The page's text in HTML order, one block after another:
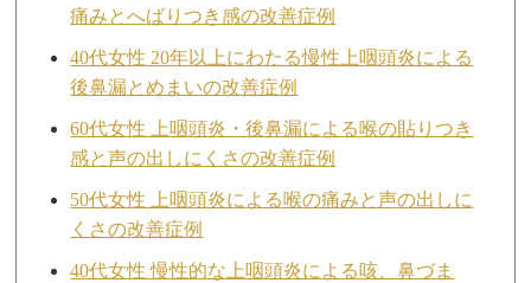
痛みとへばりつき感の改善症例
40代女性 20年以上にわたる慢性上咽頭炎による
後鼻漏とめまいの改善症例
60代女性 上咽頭炎・後鼻漏による喉の貼りつき
感と声の出しにくさの改善症例
50代女性 上咽頭炎による喉の痛みと声の出しに
くさの改善症例
40代女性 慢性的な上咽頭炎による咳、鼻づま